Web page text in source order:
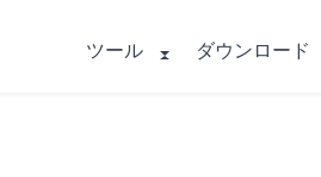
ツール ダウンロード